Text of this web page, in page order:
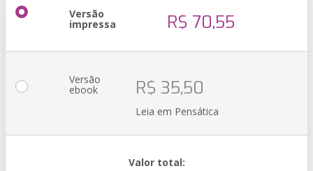
Versão
impressa R$ 70,55
Versão
ebook R$ 35,50
Leia em Pensática
Valor total: